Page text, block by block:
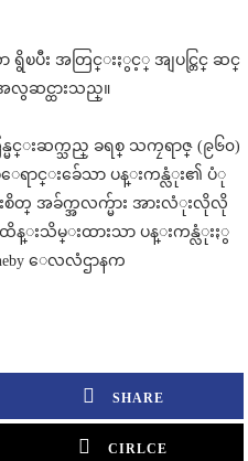
ပီး အတြင္းႏွင့္ အျပင္တြင္ ဆင္
လွဆင္ထားသည္။
င္းဆက္သည္ ခရစ္ သကၠရာဇ္ (၉၆၀)
ေရာင္းခ်ေသာ ပန္းကန္လံုး၏ ပံု
းစိတ္ အခ်က္အလက္မ်ား အားလံုးလိုလို
ထိန္းသိမ္းထားသာ ပန္းကန္လံုးႏွ
ေလလံဌာနက
SHARE
CIRLCE